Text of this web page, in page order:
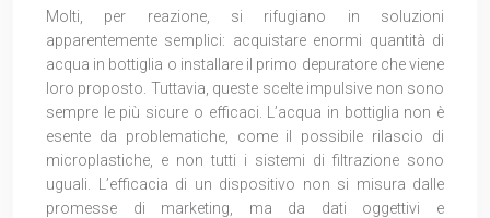
Molti, per reazione, si rifugiano in soluzioni
apparentemente semplici: acquistare enormi quantità di
acqua in bottiglia o installare il primo depuratore che viene
loro proposto. Tuttavia, queste scelte impulsive non sono
sempre le più sicure o efficaci. L’acqua in bottiglia non è
esente da problematiche, come il possibile rilascio di
microplastiche, e non tutti i sistemi di filtrazione sono
uguali. L’efficacia di un dispositivo non si misura dalle
promesse di marketing, ma da dati oggettivi e